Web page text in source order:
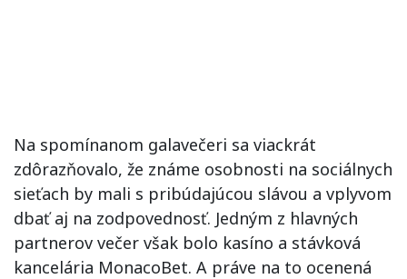
Na spomínanom galavečeri sa viackrát
zdôrazňovalo, že známe osobnosti na sociálnych
sieťach by mali s pribúdajúcou slávou a vplyvom
dbať aj na zodpovednosť. Jedným z hlavných
partnerov večer však bolo kasíno a stávková
kancelária MonacoBet. A práve na to ocenená